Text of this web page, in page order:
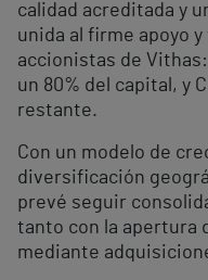
calidad acreditada y
unida al firme apoyo
accionistas de
un 80% del capital, y
restante.
Con un modelo de
diversificación
prevé seguir
tanto con la apertura
mediante